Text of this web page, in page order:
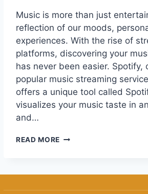
Music is more than just
reflection of our moods,
experiences. With the rise of
platforms, discovering your
has never been easier. Spotify,
popular music streaming
offers a unique tool called
visualizes your music taste in
and…
READ MORE SPOTIFY
TASTE